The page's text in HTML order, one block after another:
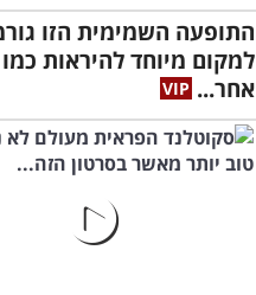
התופעה השמימית הזו
למקום מיוחד להיראות
אחר...